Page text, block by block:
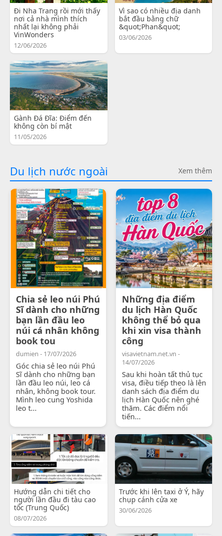
Đi Nha Trang rồi mới thấy
nơi cả nhà mình thích
nhất lại không phải
VinWonders
12/06/2026
Vì sao có nhiều địa danh
bắt đầu bằng chữ
&quot;Phan&quot;
03/06/2026
Gành Đá Đĩa: Điểm đến
không còn bí mật
11/05/2026
Du lịch nước ngoài Xem thêm
Chia sẻ leo núi Phú
Sĩ dành cho những
bạn lần đầu leo
núi cá nhân không
book tou
dumien - 17/07/2026
Góc chia sẻ leo núi Phú
Sĩ dành cho những bạn
lần đầu leo núi, leo cá
nhân, không book tour.
Mình leo cung Yoshida
leo t...
Những địa điểm
du lịch Hàn Quốc
không thể bỏ qua
khi xin visa thành
công
visavietnam.net.vn -
14/07/2026
Sau khi hoàn tất thủ tục
visa, điều tiếp theo là lên
danh sách địa điểm du
lịch Hàn Quốc nên ghé
thăm. Các điểm nổi
tiến...
Hướng dẫn chi tiết cho
người lần đầu đi tàu cao
tốc (Trung Quốc)
08/07/2026
Trước khi lên taxi ở Ý, hãy
chụp cánh cửa xe
30/06/2026